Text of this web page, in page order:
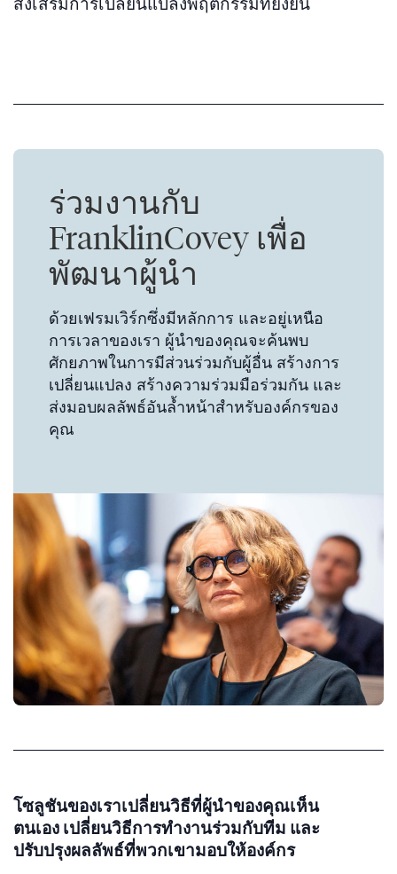
ร่วมงานกับ
FranklinCovey เพื่อ
พัฒนาผู้นำ
ด้วยเฟรมเวิร์กซึ่งมีหลักการ และอยู่เหนือ
การเวลาของเรา ผู้นำของคุณจะค้นพบ
ศักยภาพในการมีส่วนร่วมกับผู้อื่น สร้างการ
เปลี่ยนแปลง สร้างความร่วมมือร่วมกัน และ
ส่งมอบผลลัพธ์อันล้ำหน้าสำหรับองค์กรของ
คุณ
โซลูชันของเราเปลี่ยนวิธีที่ผู้นำของคุณเห็น
ตนเอง เปลี่ยนวิธีการทำงานร่วมกับทีม และ
ปรับปรุงผลลัพธ์ที่พวกเขามอบให้องค์กร